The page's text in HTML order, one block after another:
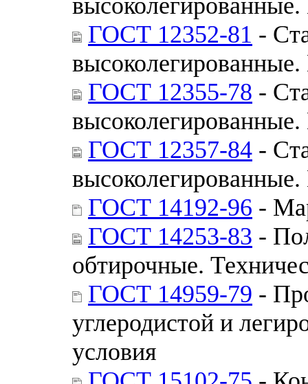
ГОСТ 12352-81 -
ГОСТ 12355-78 -
ГОСТ 12357-84 -
ГОСТ 14192-96 -
ГОСТ 14253-83 -
обтирочные.
ГОСТ 14959-79 -
углеродистой и
условия